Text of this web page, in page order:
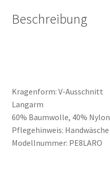
Beschreibung
Kragenform: V-Ausschnitt
Langarm
60% Baumwolle, 40% Nylon
Pflegehinweis: Handwäsche
Modellnummer: PE8LARO